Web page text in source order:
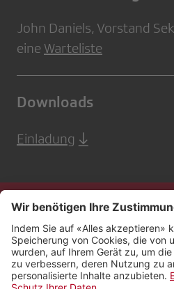
John Daniels, Vorstand
eine Warteliste
Downloads
Einladung
Kontakt
Impressum
Rechtliches